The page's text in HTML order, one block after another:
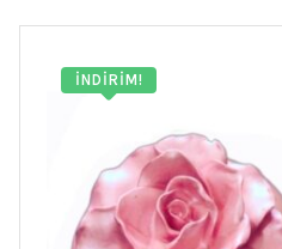
İNDIRIM!